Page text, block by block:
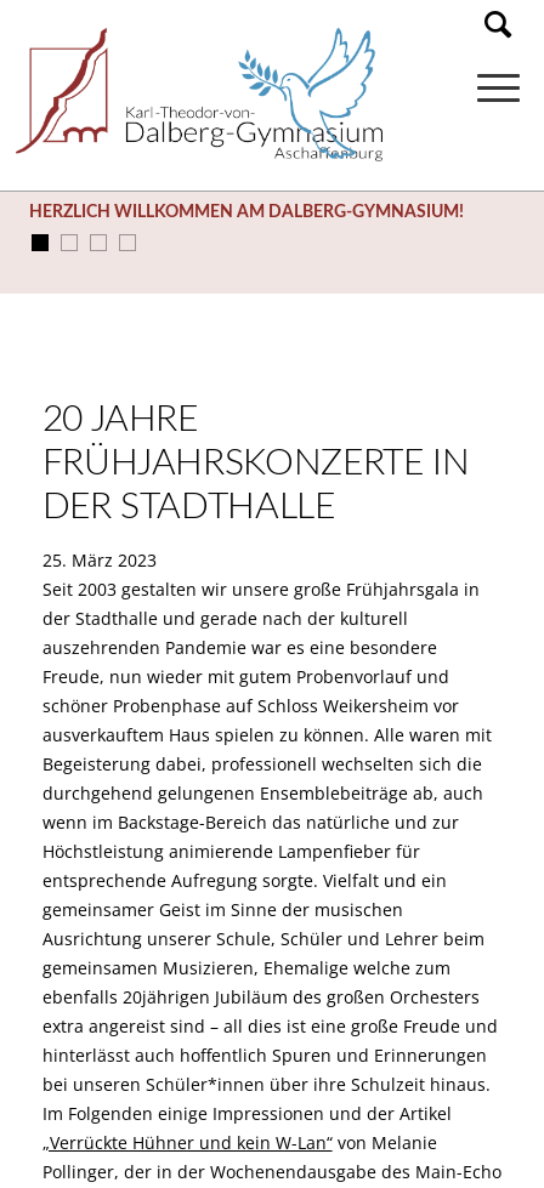
HERZLICH WILLKOMMEN AM DALBERG-GYMNASIUM!
20 JAHRE
FRÜHJAHRSKONZERTE IN
DER STADTHALLE
25. März 2023
Seit 2003 gestalten wir unsere große Frühjahrsgala in
der Stadthalle und gerade nach der kulturell
auszehrenden Pandemie war es eine besondere
Freude, nun wieder mit gutem Probenvorlauf und
schöner Probenphase auf Schloss Weikersheim vor
ausverkauftem Haus spielen zu können. Alle waren mit
Begeisterung dabei, professionell wechselten sich die
durchgehend gelungenen Ensemblebeiträge ab, auch
wenn im Backstage-Bereich das natürliche und zur
Höchstleistung animierende Lampenfieber für
entsprechende Aufregung sorgte. Vielfalt und ein
gemeinsamer Geist im Sinne der musischen
Ausrichtung unserer Schule, Schüler und Lehrer beim
gemeinsamen Musizieren, Ehemalige welche zum
ebenfalls 20jährigen Jubiläum des großen Orchesters
extra angereist sind – all dies ist eine große Freude und
hinterlässt auch hoffentlich Spuren und Erinnerungen
bei unseren Schüler*innen über ihre Schulzeit hinaus.
Im Folgenden einige Impressionen und der Artikel
„Verrückte Hühner und kein W-Lan“von Melanie
Pollinger, der in der Wochenendausgabe des Main-Echo